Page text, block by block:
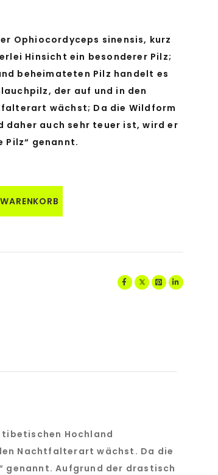
Ophiocordyceps sinensis, kurz
Hinsicht ein besonderer Pilz;
beheimateten Pilz handelt es
der auf und in den
wächst; Da die Wildform
daher auch sehr teuer ist, wird er
Pilz“ genannt.
tibetischen Hochland
Nachtfalterart wächst. Da die
genannt. Aufgrund der drastisch